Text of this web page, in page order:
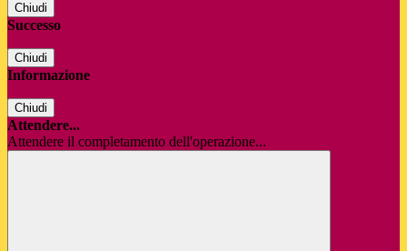
Chiudi
Successo
Chiudi
Informazione
Chiudi
Attendere...
Attendere il completamento dell'operazione...